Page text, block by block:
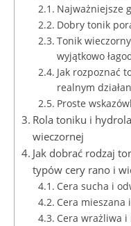
Najważniejsze
Dobry tonik
Tonik
wyjątkowo
Jak rozpoznać
realnym
Proste
Rola toniku i
wieczornej
Jak dobrać rodzaj
typów cery rano i
Cera sucha i
Cera mieszana
Cera wrażliwa i